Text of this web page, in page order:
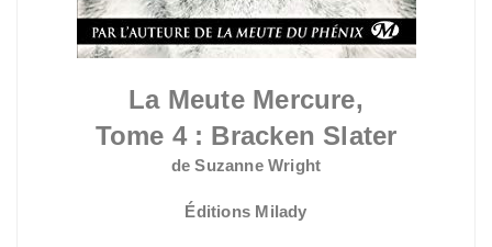
La Meute Mercure,
Tome 4 : Bracken Slater
de Suzanne Wright
Éditions Milady